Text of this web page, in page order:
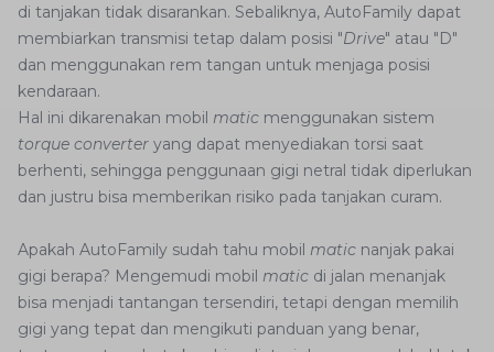
di tanjakan tidak disarankan. Sebaliknya, AutoFamily dapat
membiarkan transmisi tetap dalam posisi "Drive" atau "D"
dan menggunakan rem tangan untuk menjaga posisi
kendaraan.
Hal ini dikarenakan mobil matic menggunakan sistem
torque converter yang dapat menyediakan torsi saat
berhenti, sehingga penggunaan gigi netral tidak diperlukan
dan justru bisa memberikan risiko pada tanjakan curam.
Apakah AutoFamily sudah tahu mobil matic nanjak pakai
gigi berapa? Mengemudi mobil matic di jalan menanjak
bisa menjadi tantangan tersendiri, tetapi dengan memilih
gigi yang tepat dan mengikuti panduan yang benar,